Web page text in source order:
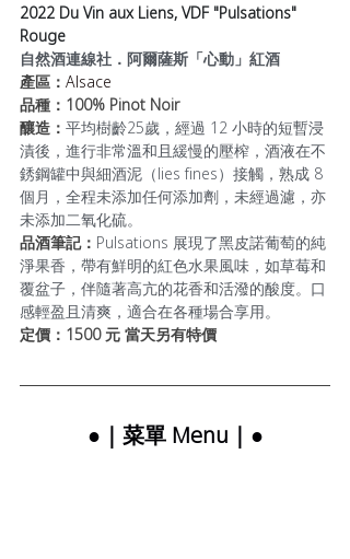
2022 Du Vin aux Liens, VDF "Pulsations"
Rouge
自然酒連線社．阿爾薩斯「心動」紅酒
產區： Alsace
品種：100% Pinot Noir
釀造： 平均樹齡25歲，經過 12 小時的短暫浸
漬後，進行非常溫和且緩慢的壓榨，酒液在不
銹鋼罐中與細酒泥（lies fines）接觸，熟成 8
個月，全程未添加任何添加劑，未經過濾，亦
未添加二氧化硫。
品酒筆記： Pulsations 展現了黑皮諾葡萄的純
淨果香，帶有鮮明的紅色水果風味，如草莓和
覆盆子，伴隨著高亢的花香和活潑的酸度。口
感輕盈且清爽，適合在各種場合享用。
定價：1500 元 當天另有特價
●｜菜單 Menu｜●